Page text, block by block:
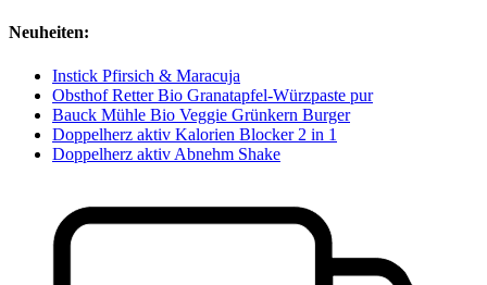
Neuheiten:
Instick Pfirsich & Maracuja
Obsthof Retter Bio Granatapfel-Würzpaste pur
Bauck Mühle Bio Veggie Grünkern Burger
Doppelherz aktiv Kalorien Blocker 2 in 1
Doppelherz aktiv Abnehm Shake